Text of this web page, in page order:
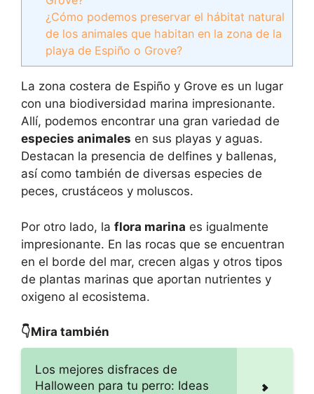
¿Cómo podemos preservar el hábitat natural
de los animales que habitan en la zona de la
playa de Espiño o Grove?
La zona costera de Espiño y Grove es un lugar
con una biodiversidad marina impresionante.
Allí, podemos encontrar una gran variedad de
especies animales en sus playas y aguas.
Destacan la presencia de delfines y ballenas,
así como también de diversas especies de
peces, crustáceos y moluscos.
Por otro lado, la flora marina es igualmente
impresionante. En las rocas que se encuentran
en el borde del mar, crecen algas y otros tipos
de plantas marinas que aportan nutrientes y
oxigeno al ecosistema.
👇Mira también
Los mejores disfraces de
Halloween para tu perro: Ideas